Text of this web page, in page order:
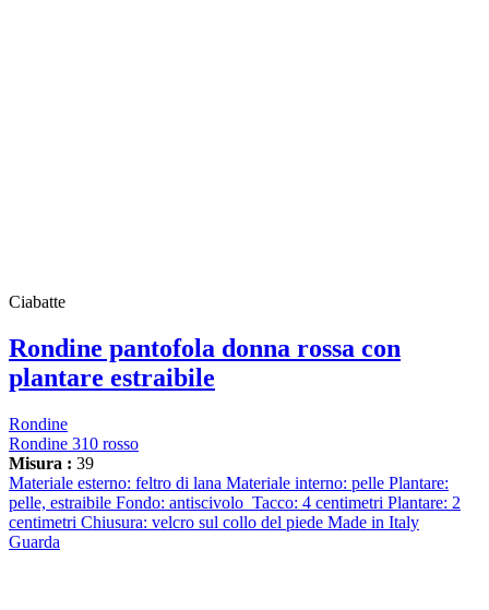
Ciabatte
Rondine pantofola donna rossa con
plantare estraibile
Rondine
Rondine 310 rosso
Misura : 39
Materiale esterno: feltro di lana Materiale interno: pelle Plantare:
pelle, estraibile Fondo: antiscivolo Tacco: 4 centimetri Plantare: 2
centimetri Chiusura: velcro sul collo del piede Made in Italy
Guarda